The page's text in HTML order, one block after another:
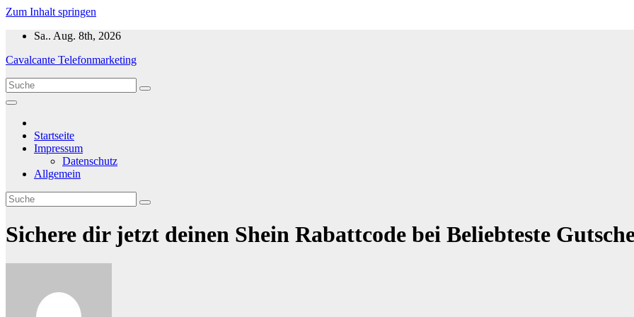
Zum Inhalt springen
Sa.. Aug. 8th, 2026
Cavalcante Telefonmarketing
Startseite
Impressum
Datenschutz
Allgemein
Sichere dir jetzt deinen Shein Rabattcode bei Beliebteste